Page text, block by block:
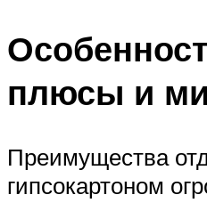
плюсы и
Преимущества
гипсокартоном